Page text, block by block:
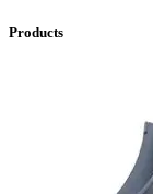
Products